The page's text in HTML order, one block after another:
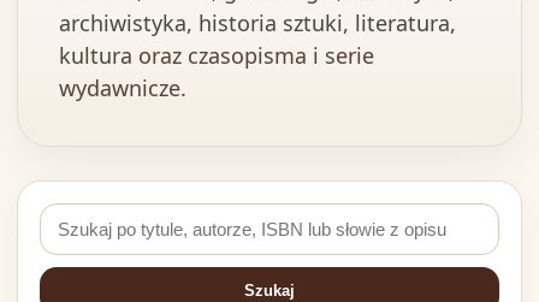
archiwistyka, historia sztuki, literatura,
kultura oraz czasopisma i serie
wydawnicze.
Szukaj